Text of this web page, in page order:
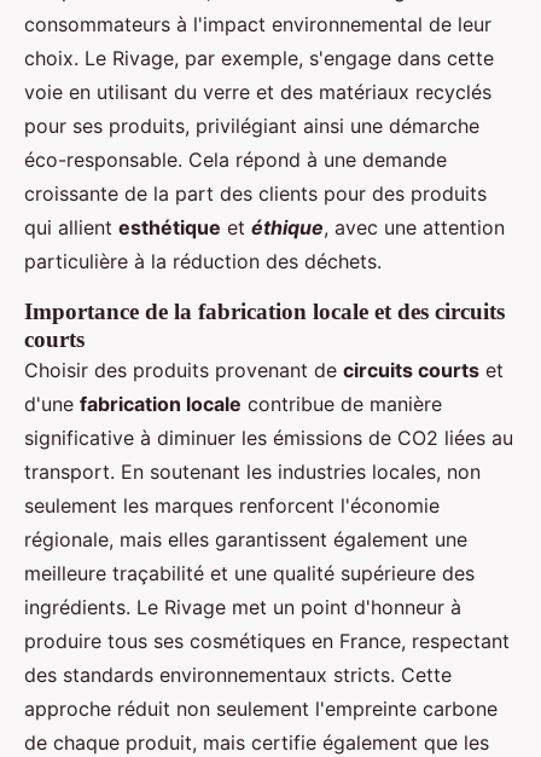
consommateurs à l'impact environnemental de leur
choix. Le Rivage, par exemple, s'engage dans cette
voie en utilisant du verre et des matériaux recyclés
pour ses produits, privilégiant ainsi une démarche
éco-responsable. Cela répond à une demande
croissante de la part des clients pour des produits
qui allient esthétique et éthique, avec une attention
particulière à la réduction des déchets.
Importance de la fabrication locale et des circuits
courts
Choisir des produits provenant de circuits courts et
d'une fabrication locale contribue de manière
significative à diminuer les émissions de CO2 liées au
transport. En soutenant les industries locales, non
seulement les marques renforcent l'économie
régionale, mais elles garantissent également une
meilleure traçabilité et une qualité supérieure des
ingrédients. Le Rivage met un point d'honneur à
produire tous ses cosmétiques en France, respectant
des standards environnementaux stricts. Cette
approche réduit non seulement l'empreinte carbone
de chaque produit, mais certifie également que les